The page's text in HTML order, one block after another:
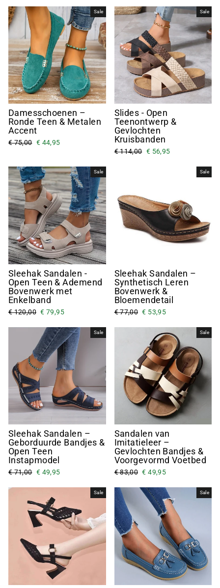
Sale
Damesschoenen –
Ronde Teen & Metalen
Accent
€ 75,00 € 44,95
Sale
Slides - Open
Teenontwerp &
Gevlochten
Kruisbanden
€ 114,00 € 56,95
Sale
Sleehak Sandalen -
Open Teen & Ademend
Bovenwerk met
Enkelband
€ 120,00 € 79,95
Sale
Sleehak Sandalen –
Synthetisch Leren
Bovenwerk &
Bloemendetail
€ 77,00 € 53,95
Sale
Sleehak Sandalen –
Geborduurde Bandjes &
Open Teen
Instapmodel
€ 71,00 € 49,95
Sale
Sandalen van
Imitatieleer –
Gevlochten Bandjes &
Voorgevormd Voetbed
€ 83,00 € 49,95
Sale Sale